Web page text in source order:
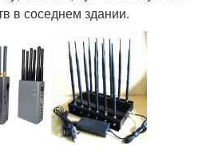
в соседнем здании.